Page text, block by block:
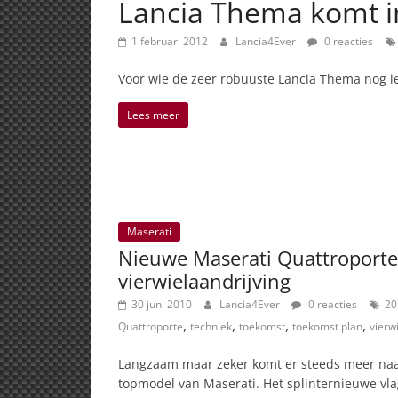
Lancia Thema komt
1 februari 2012 Lancia4Ever 0 reacties
Voor wie de zeer robuuste Lancia Thema
Lees meer
Maserati
Nieuwe Maserati
vierwielaandrijving
30 juni 2010 Lancia4Ever 0 reacties
Quattroporte, techniek, toekomst, toekomst plan,
Langzaam maar zeker komt er steeds meer
topmodel van Maserati. Het splinternieuwe